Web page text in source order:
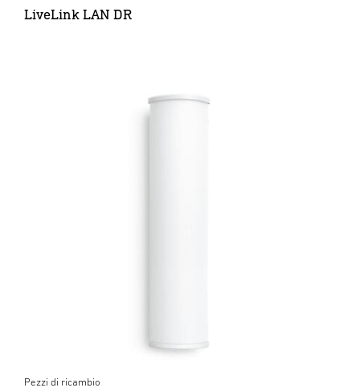
LiveLink LAN DR
Pezzi di ricambio